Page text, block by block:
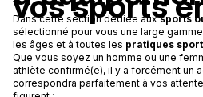
Dans cette section dédiée auxsports
sélectionné pour vous une large
les âges et à toutes les pratiques
Que vous soyez un homme ou une
athlète confirmé(e), il y a forcément un
correspondra parfaitement à vos